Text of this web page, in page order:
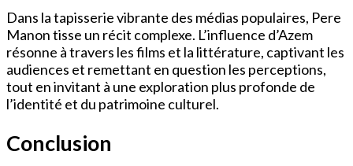
Dans la tapisserie vibrante des médias populaires, Pere
Manon tisse un récit complexe. L’influence d’Azem
résonne à travers les films et la littérature, captivant les
audiences et remettant en question les perceptions,
tout en invitant à une exploration plus profonde de
l’identité et du patrimoine culturel.
Conclusion